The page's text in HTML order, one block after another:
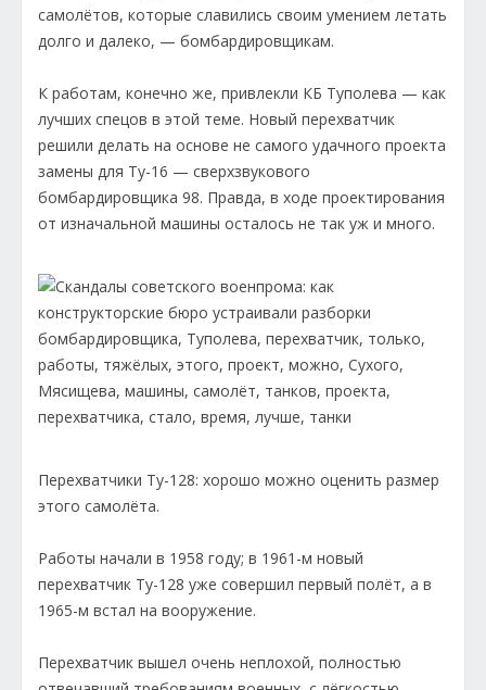
самолётов, которые славились своим умением летать
долго и далеко, — бомбардировщикам.
К работам, конечно же, привлекли КБ Туполева — как
лучших спецов в этой теме. Новый перехватчик
решили делать на основе не самого удачного проекта
замены для Ту-16 — сверхзвукового
бомбардировщика 98. Правда, в ходе проектирования
от изначальной машины осталось не так уж и много.
Перехватчики Ту-128: хорошо можно оценить размер
этого самолёта.
Работы начали в 1958 году; в 1961-м новый
перехватчик Ту-128 уже совершил первый полёт, а в
1965-м встал на вооружение.
Перехватчик вышел очень неплохой, полностью